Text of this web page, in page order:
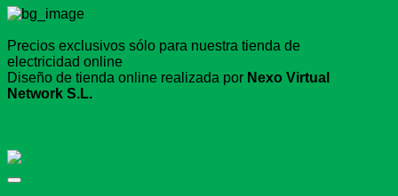
Precios exclusivos sólo para nuestra tienda de
electricidad online
Diseño de tienda online realizada por Nexo Virtual
Network S.L.